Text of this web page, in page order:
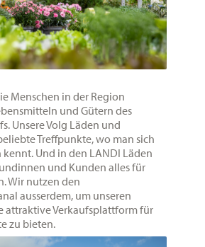
Menschen in der Region
und Gütern des
Unsere Volg Läden und
Treffpunkte, wo man sich
Und in den LANDI Läden
und Kunden alles für
Wir nutzen den
ausserdem, um unseren
attraktive Verkaufsplattform für
zu bieten.